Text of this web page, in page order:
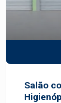
visita.
Salão